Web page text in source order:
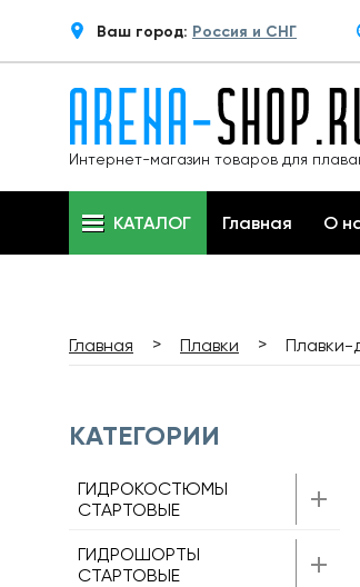
Ваш город: Россия и СНГ
Интернет-магазин товаров для
КАТАЛОГ Главная О
Главная > Плавки >
КАТЕГОРИИ
ГИДРОКОСТЮМЫ
СТАРТОВЫЕ
ГИДРОШОРТЫ
СТАРТОВЫЕ